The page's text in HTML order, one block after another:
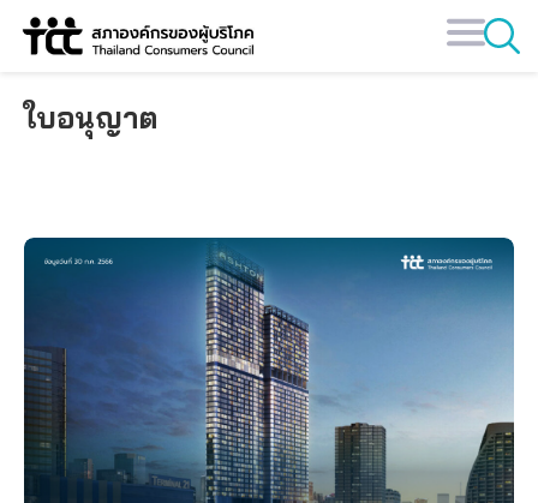
Skip
ใบอนุญาต